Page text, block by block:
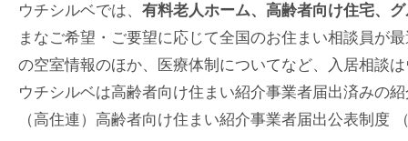
ウチシルベでは、 有料老人ホーム、高齢者向け住宅、
まなご希望・ご要望に応じて全国のお住まい相談員が
の空室情報のほか、医療体制についてなど、入居相談
ウチシルベは高齢者向け住まい紹介事業者届出済みの
（高住連）高齢者向け住まい紹介事業者届出公表制度